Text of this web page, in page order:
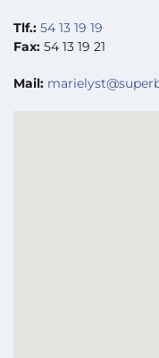
Tlf.: 54 13 19 19
Fax: 54 13 19 21
Mail: